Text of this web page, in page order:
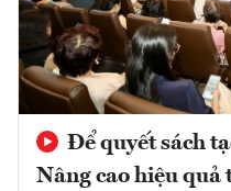
Để quyết sách
Nâng cao hiệu quả